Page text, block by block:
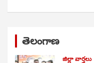
తెలంగాణ
జిల్లా వార్తలు